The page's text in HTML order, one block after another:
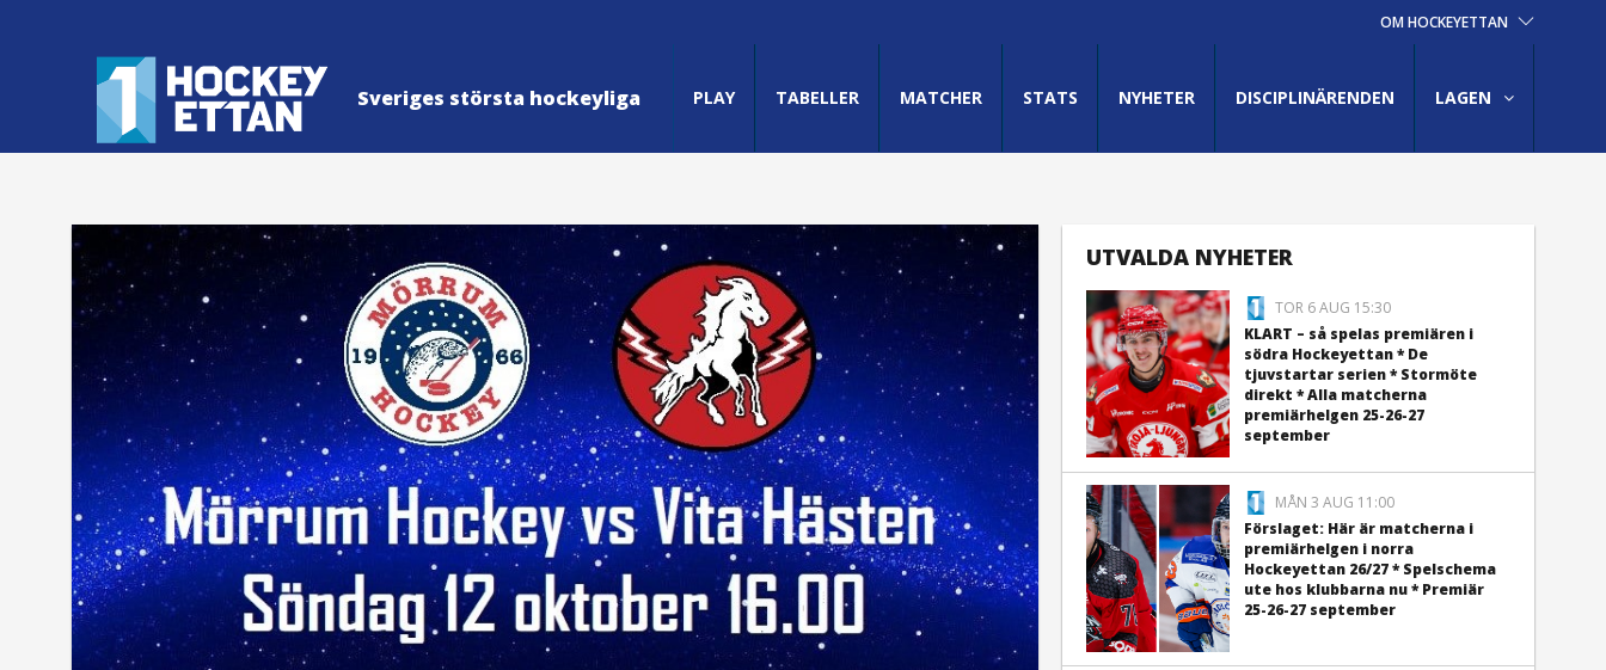
OM HOCKEYETTAN
Sveriges största hockeyliga PLAY TABELLER MATCHER STATS NYHETER DISCIPLINÄRENDEN LAGEN
UTVALDA NYHETER
TOR 6 AUG 15:30
KLART – så spelas premiären i
södra Hockeyettan * De
tjuvstartar serien * Stormöte
direkt * Alla matcherna
premiärhelgen 25-26-27
september
MÅN 3 AUG 11:00
Förslaget: Här är matcherna i
premiärhelgen i norra
Hockeyettan 26/27 * Spelschema
ute hos klubbarna nu * Premiär
25-26-27 september